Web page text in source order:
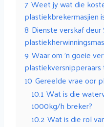
7 Weet jy wat die
plastiekbrekermasjien
8 Dienste verskaf
9 Waar om 'n goeie
plastiekversnipperaars
10 Gereelde vrae oor
10.1 Wat is die
1000kg/h breker?
10.2 Wat is die rol